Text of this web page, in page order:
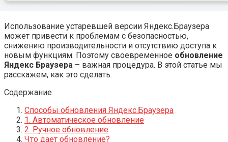
Использование устаревшей версии Яндекс.Браузера
может привести к проблемам с безопасностью,
снижению производительности и отсутствию доступа к
новым функциям. Поэтому своевременное обновление
Яндекс Браузера – важная процедура. В этой статье мы
расскажем, как это сделать.
Содержание
Способы обновления Яндекс.Браузера
1. Автоматическое обновление
2. Ручное обновление
Что дает обновление?